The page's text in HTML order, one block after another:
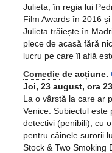
Julieta, în regia lui
Film Awards în 2016
Julieta trăiește în
plece de acasă fără
lucru pe care îl află
Comedie de acțiune.
Joi, 23 august, ora
La o vârstă la care ar
Venice. Subiectul este
detectivi (penibili), cu
pentru câinele surorii
Stock & Two Smoking